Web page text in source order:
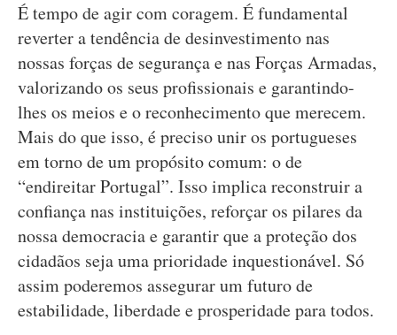
É tempo de agir com coragem. É fundamental
reverter a tendência de desinvestimento nas
nossas forças de segurança e nas Forças Armadas,
valorizando os seus profissionais e garantindo-
lhes os meios e o reconhecimento que merecem.
Mais do que isso, é preciso unir os portugueses
em torno de um propósito comum: o de
“endireitar Portugal”. Isso implica reconstruir a
confiança nas instituições, reforçar os pilares da
nossa democracia e garantir que a proteção dos
cidadãos seja uma prioridade inquestionável. Só
assim poderemos assegurar um futuro de
estabilidade, liberdade e prosperidade para todos.